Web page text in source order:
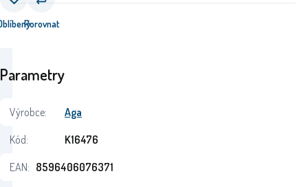
Porovnat
Parametry
Výrobce:
Aga
Kód:
K16476
EAN: 8596406076371